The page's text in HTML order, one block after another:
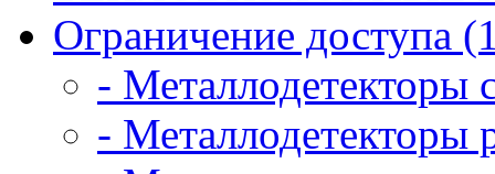
Ограничение доступа
- Металлодетекторы
- Металлодетекторы